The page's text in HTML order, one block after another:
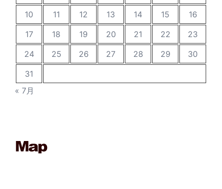
10
11 12 13 14 15
16
17
18 19 20 21 22
23
24
25 26 27 28 29
30
31
« 7月